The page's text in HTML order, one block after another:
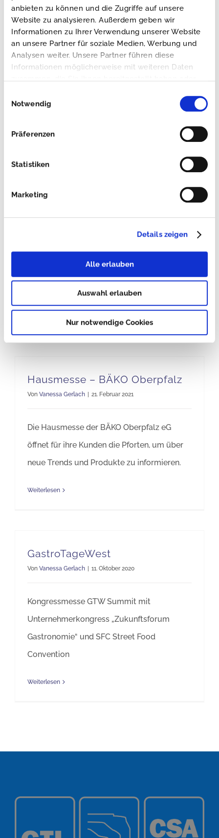
anbieten zu können und die Zugriffe auf unsere
Website zu analysieren. Außerdem geben wir
Informationen zu Ihrer Verwendung unserer Website
an unsere Partner für soziale Medien, Werbung und
Analysen weiter. Unsere Partner führen diese
Informationen möglicherweise mit weiteren Daten
gesammelt haben.
Notwendig
Präferenzen
Statistiken
Marketing
Details zeigen
Alle erlauben
Auswahl erlauben
Nur notwendige Cookies
Diesjährige Messen
HOGA - Noch keine Eintrittskarte? Dann
Hausmesse – BÄKO Oberpfalz
Von Vanessa Gerlach 21. Februar 2021
Die Hausmesse der BÄKO Oberpfalz eG
öffnet für ihre Kunden die Pforten, um über
neue Trends und Produkte zu informieren.
Weiterlesen
GastroTageWest
Von Vanessa Gerlach 11. Oktober 2020
Kongressmesse GTW Summit mit
Unternehmerkongress „Zukunftsforum
Gastronomie“ und SFC Street Food
Convention
Weiterlesen